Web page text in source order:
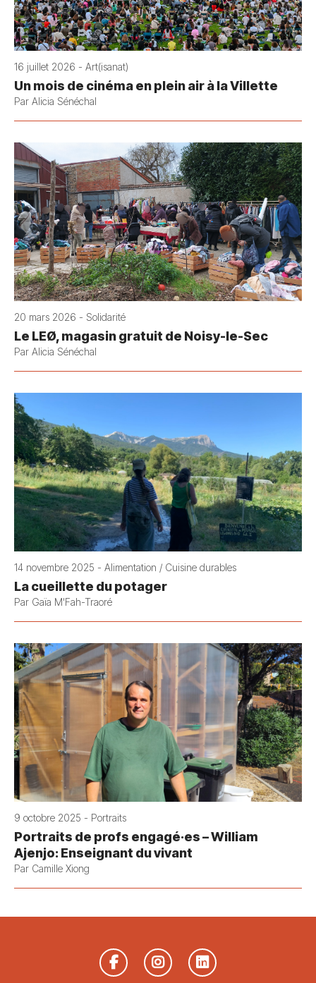
16 juillet 2026 - Art(isanat)
Un mois de cinéma en plein air à la Villette
Par Alicia Sénéchal
20 mars 2026 - Solidarité
Le LEØ, magasin gratuit de Noisy-le-Sec
Par Alicia Sénéchal
14 novembre 2025 - Alimentation / Cuisine durables
La cueillette du potager
Par Gaïa M'Fah-Traoré
9 octobre 2025 - Portraits
Portraits de profs engagé·es – William
Ajenjo: Enseignant du vivant
Par Camille Xiong